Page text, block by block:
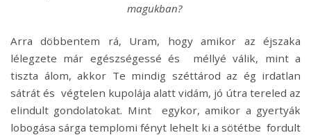
magukban?
Arra döbbentem rá, Uram, hogy amikor az éjszaka
lélegzete már egészségessé és méllyé válik, mint a
tiszta álom, akkor Te mindig széttárod az ég irdatlan
sátrát és végtelen kupolája alatt vidám, jó útra tereled az
elindult gondolatokat. Mint egykor, amikor a gyertyák
lobogása sárga templomi fényt lehelt ki a sötétbe fordult